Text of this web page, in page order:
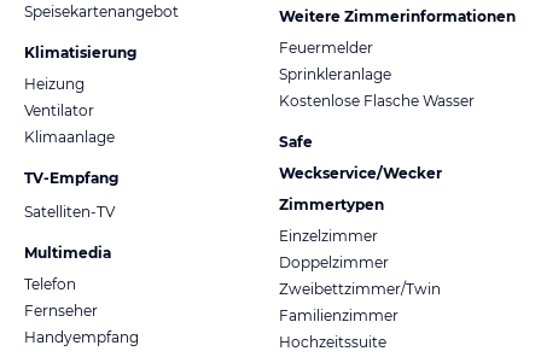
Speisekartenangebot
Klimatisierung
Heizung
Ventilator
Klimaanlage
TV-Empfang
Satelliten-TV
Multimedia
Telefon
Fernseher
Handyempfang
Weitere Zimmerinformationen
Feuermelder
Sprinkleranlage
Kostenlose Flasche Wasser
Safe
Weckservice/Wecker
Zimmertypen
Einzelzimmer
Doppelzimmer
Zweibettzimmer/Twin
Familienzimmer
Hochzeitssuite